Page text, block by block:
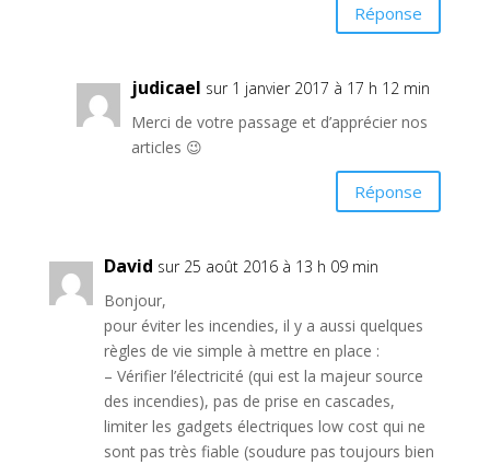
Réponse
judicael sur 1 janvier 2017 à 17 h 12 min
Merci de votre passage et d’apprécier nos
articles 😉
Réponse
David sur 25 août 2016 à 13 h 09 min
Bonjour,
pour éviter les incendies, il y a aussi quelques
règles de vie simple à mettre en place :
– Vérifier l’électricité (qui est la majeur source
des incendies), pas de prise en cascades,
limiter les gadgets électriques low cost qui ne
sont pas très fiable (soudure pas toujours bien